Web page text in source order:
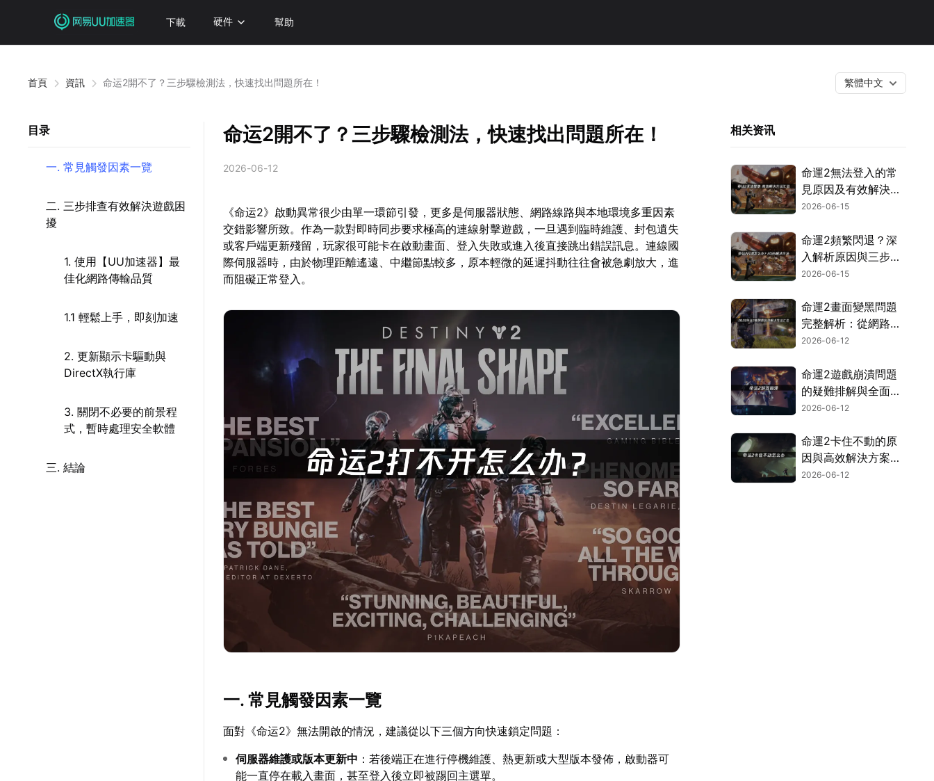
下載 硬件 幫助
首頁 資訊 命运2開不了？三步驟檢測法，快速找出問題所在！ 繁體中文
目录
一. 常見觸發因素一覽
二. 三步排查有效解決遊戲困
擾
1. 使用【UU加速器】最
佳化網路傳輸品質
1.1 輕鬆上手，即刻加速
2. 更新顯示卡驅動與
DirectX執行庫
3. 關閉不必要的前景程
式，暫時處理安全軟體
三. 結論
命运2開不了？三步驟檢測法，快速找出問題所在！
2026-06-12
《命运2》啟動異常很少由單一環節引發，更多是伺服器狀態、網路線路與本地環境多重因素
交錯影響所致。作為一款對即時同步要求極高的連線射擊遊戲，一旦遇到臨時維護、封包遺失
或客戶端更新殘留，玩家很可能卡在啟動畫面、登入失敗或進入後直接跳出錯誤訊息。連線國
際伺服器時，由於物理距離遙遠、中繼節點較多，原本輕微的延遲抖動往往會被急劇放大，進
而阻礙正常登入。
一. 常見觸發因素一覽
面對《命运2》無法開啟的情況，建議從以下三個方向快速鎖定問題：
伺服器維護或版本更新中 ：若後端正在進行停機維護、熱更新或大型版本發佈，啟動器可
能一直停在載入畫面，甚至登入後立即被踢回主選單。
相关资讯
命運2無法登入的常
見原因及有效解決方
案！
2026-06-15
命運2頻繁閃退？深
入解析原因與三步驟
優化教學！
2026-06-15
命運2畫面變黑問題
完整解析：從網路到
硬體的檢測與修復方
2026-06-12
命運2遊戲崩潰問題
的疑難排解與全面解
決指南！
2026-06-12
命運2卡住不動的原
因與高效解決方案指
南！
2026-06-12